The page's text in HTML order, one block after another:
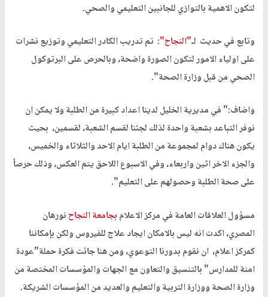
لتكون الاهمية بالتوازي للجانبين التعليمي والصحي.
وتابع في حديث لـ"النجاح": تم تدريب الكادر التعليمي وتوزيع نشرات
على اولياء الامور لتكون الصورة واضحة، وبالحرص على البرتوكول
الصحي من قبل وزارة الصحة".
واضاف:" في مديرية الخليل لدينا اعداد كبيرة من الطلبة ولا يمكن ان
نوفر التباعد بشعبة واحدة لذلك لجئنا لقسم الشعبة، لقسمين، بحيث
يكون هناك دوام لمجموعة من الطلبة ايام الاحد والثلاثاء والخميس،
والجزء الاخر اثين واربعاء، وفي الاسبوع اللاحق يتم العكس، وذلك حرصاً
على صحة الطلبة وحصولهم على التعليم".
مسؤول العلاقات العامة في مركز الاعلام بجامعة النجاحنورهان
المصري، اكدت انه ليس بالامكان ايجاد علاج للفيروس ولكن بإمكاننا
كمركز اعلام، ان نقوم بدورنا التوعوي، ومن هنا جائت فكرة حملة"عودة
امنة للمدارس" بالتنسيق والتعاون مع الجهات والمؤسسات المختصة من
وزارة الصحة ووزارة التربية والتعليم والعديد من المؤسسات الشريكة.